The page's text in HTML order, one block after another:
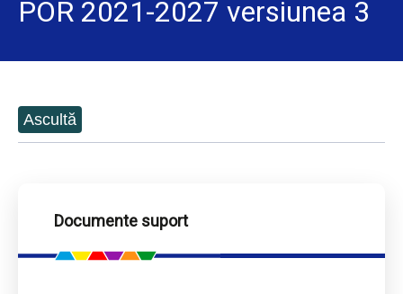
POR 2021-2027 versiunea 3
Documente suport